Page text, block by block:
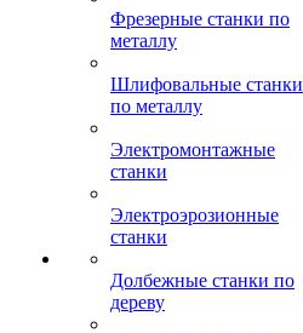
Фрезерные станки по
металлу
Шлифовальные станки
по металлу
Электромонтажные
станки
Электроэрозионные
станки
Долбежные станки по
дереву